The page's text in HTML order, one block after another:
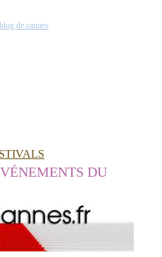
blog de cannes
DU